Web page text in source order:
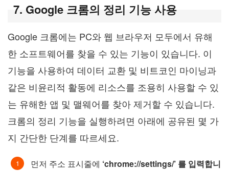
7. Google 크롬의 정리 기능 사용
Google 크롬에는 PC와 웹 브라우저 모두에서 유해
한 소프트웨어를 찾을 수 있는 기능이 있습니다. 이
기능을 사용하여 데이터 교환 및 비트코인 마이닝과
같은 비윤리적 활동에 리소스를 조용히 사용할 수 있
는 유해한 앱 및 맬웨어를 찾아 제거할 수 있습니다.
크롬의 정리 기능을 실행하려면 아래에 공유된 몇 가
지 간단한 단계를 따르세요.
먼저 주소 표시줄에 ‘chrome://settings/’ 를 입력합니